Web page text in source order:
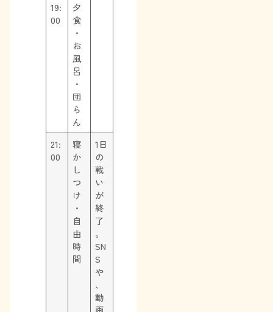
19:
00
夕
食
・
お
風
呂
・
団
ら
ん
21:
00
寝
か
し
つ
け
・
自
由
時
間
1日
の
戦
い
が
終
了
。
SN
S
や
、
動